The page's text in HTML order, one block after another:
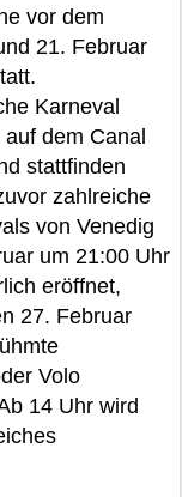
vor dem
21. Februar
Karneval
dem Canal
stattfinden
zahlreiche
von Venedig
um 21:00 Uhr
eröffnet,
27. Februar
Volo
14 Uhr wird